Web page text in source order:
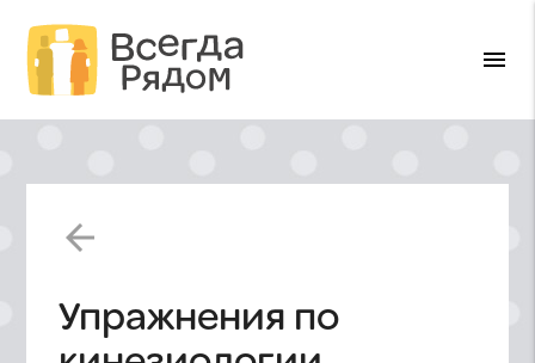
menu
arrow_back
Упражнения по